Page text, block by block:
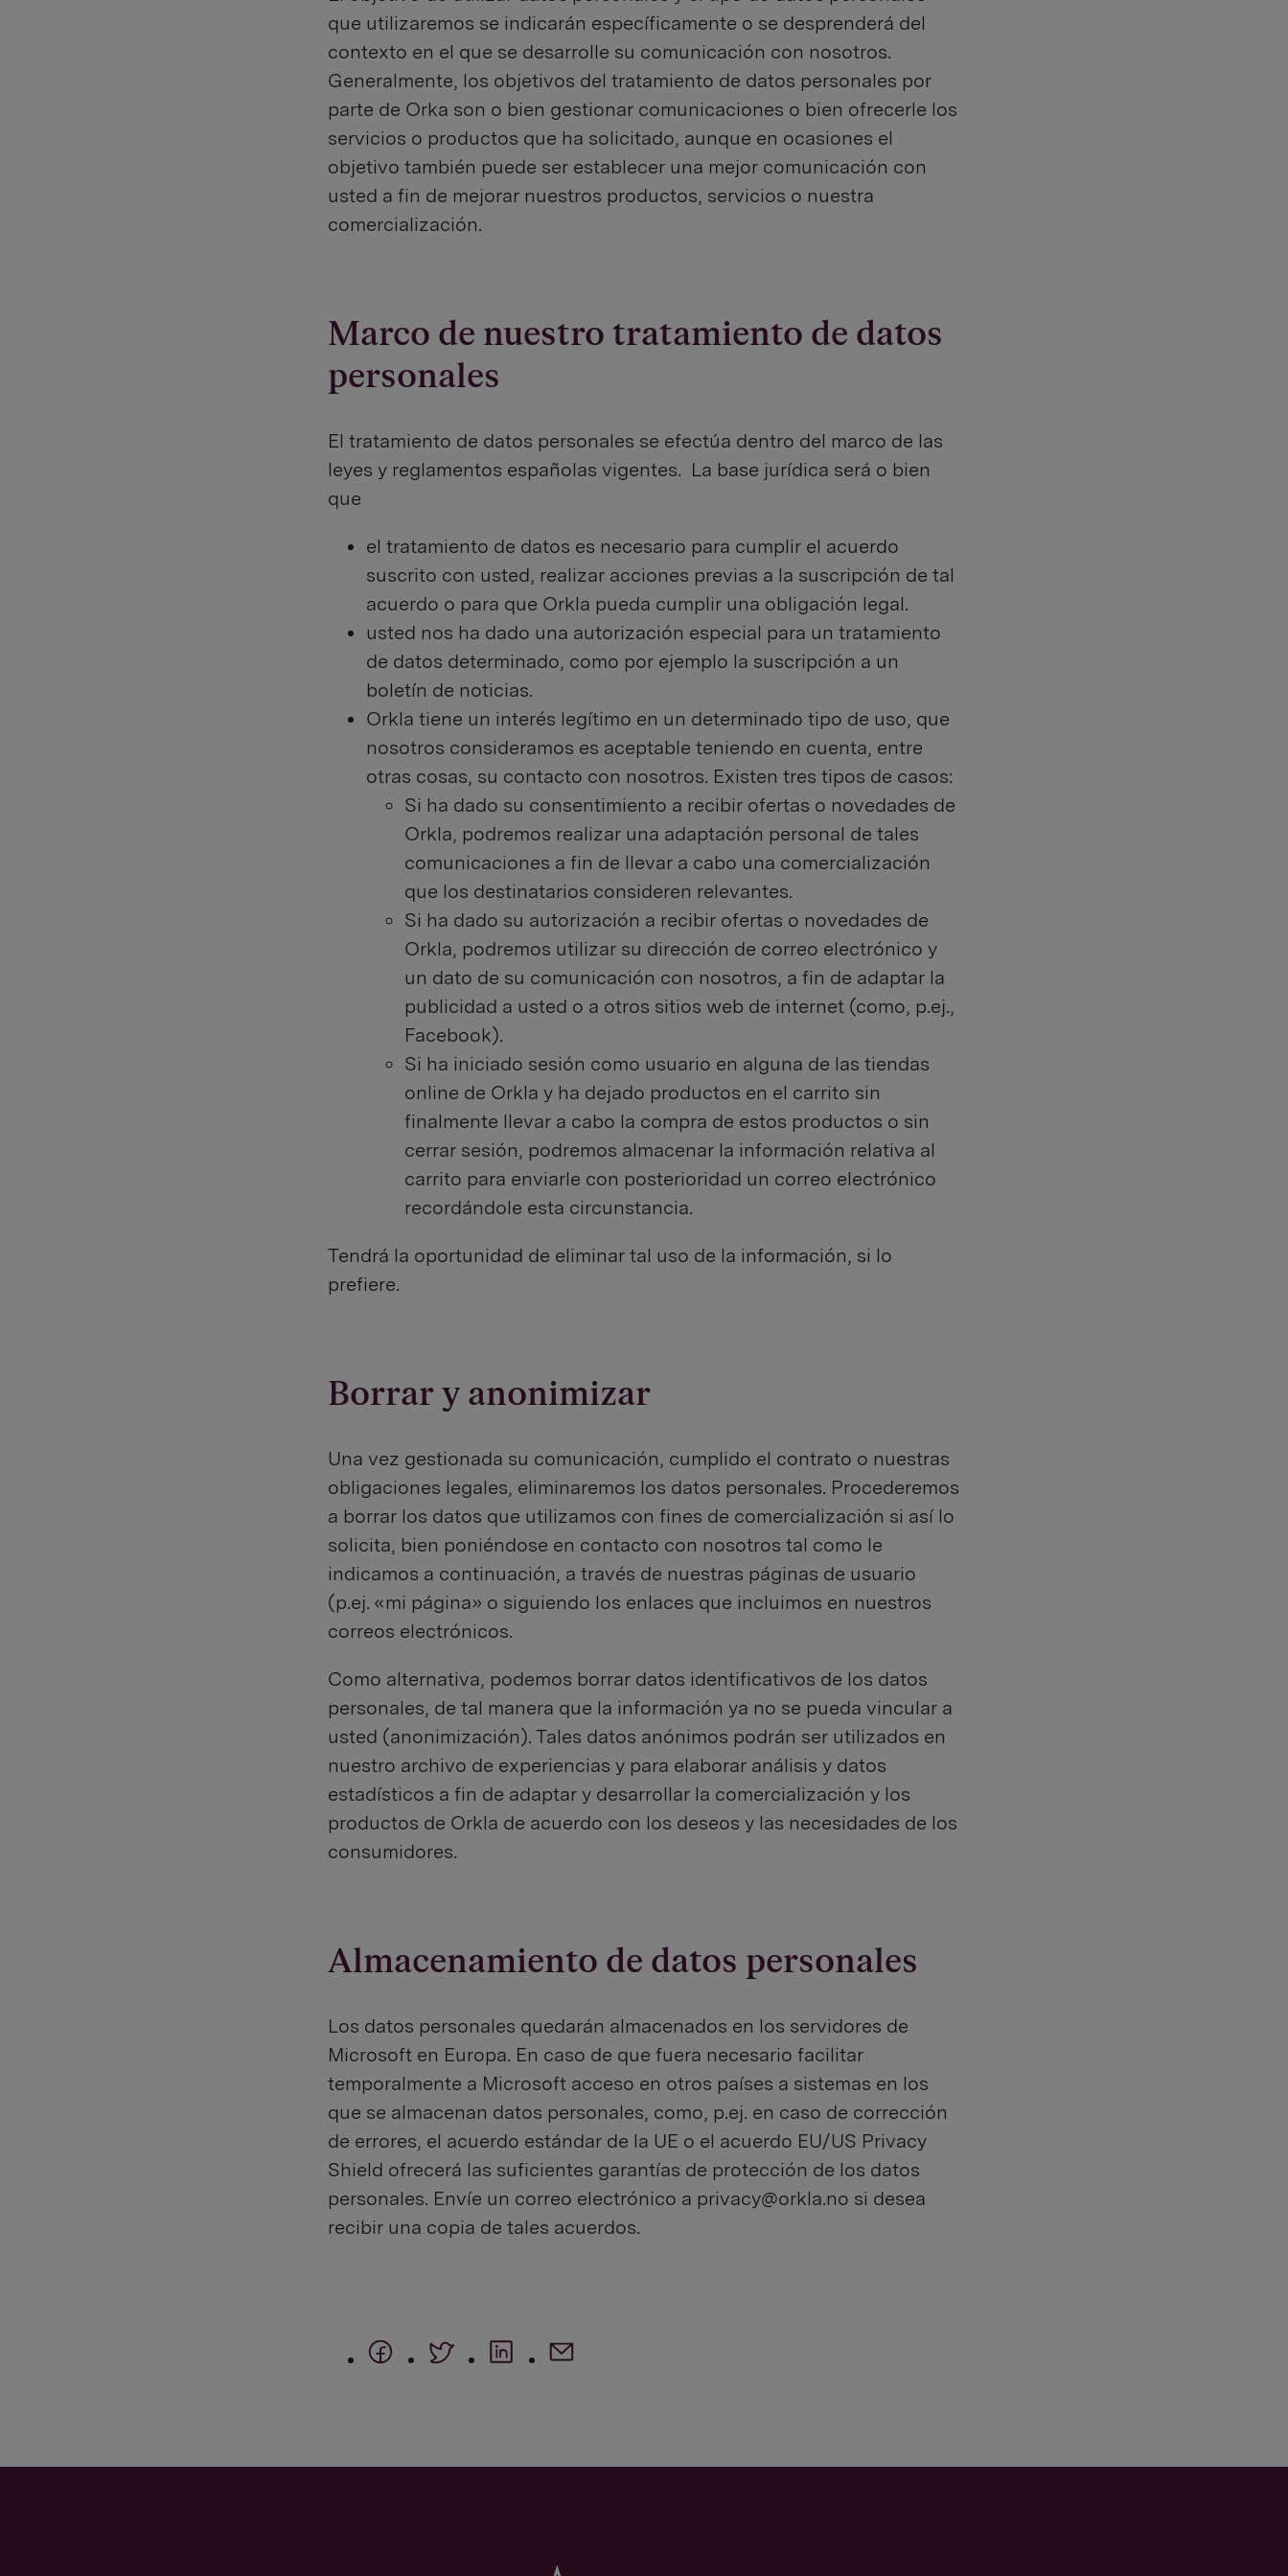
que utilizaremos se indicarán específicamente o se desprenderá del
contexto en el que se desarrolle su comunicación con nosotros.
Generalmente, los objetivos del tratamiento de datos personales por
parte de Orka son o bien gestionar comunicaciones o bien ofrecerle los
servicios o productos que ha solicitado, aunque en ocasiones el
objetivo también puede ser establecer una mejor comunicación con
usted a fin de mejorar nuestros productos, servicios o nuestra
comercialización.
Marco de nuestro tratamiento de datos
personales
El tratamiento de datos personales se efectúa dentro del marco de las
leyes y reglamentos españolas vigentes. La base jurídica será o bien
que
el tratamiento de datos es necesario para cumplir el acuerdo
suscrito con usted, realizar acciones previas a la suscripción de tal
acuerdo o para que Orkla pueda cumplir una obligación legal.
usted nos ha dado una autorización especial para un tratamiento
de datos determinado, como por ejemplo la suscripción a un
boletín de noticias.
Orkla tiene un interés legítimo en un determinado tipo de uso, que
nosotros consideramos es aceptable teniendo en cuenta, entre
otras cosas, su contacto con nosotros. Existen tres tipos de casos:
Si ha dado su consentimiento a recibir ofertas o novedades de
Orkla, podremos realizar una adaptación personal de tales
comunicaciones a fin de llevar a cabo una comercialización
que los destinatarios consideren relevantes.
Si ha dado su autorización a recibir ofertas o novedades de
Orkla, podremos utilizar su dirección de correo electrónico y
un dato de su comunicación con nosotros, a fin de adaptar la
publicidad a usted o a otros sitios web de internet (como, p.ej.,
Facebook).
Si ha iniciado sesión como usuario en alguna de las tiendas
online de Orkla y ha dejado productos en el carrito sin
finalmente llevar a cabo la compra de estos productos o sin
cerrar sesión, podremos almacenar la información relativa al
carrito para enviarle con posterioridad un correo electrónico
recordándole esta circunstancia.
Tendrá la oportunidad de eliminar tal uso de la información, si lo
prefiere.
Borrar y anonimizar
Una vez gestionada su comunicación, cumplido el contrato o nuestras
obligaciones legales, eliminaremos los datos personales. Procederemos
a borrar los datos que utilizamos con fines de comercialización si así lo
solicita, bien poniéndose en contacto con nosotros tal como le
indicamos a continuación, a través de nuestras páginas de usuario
(p.ej. «mi página» o siguiendo los enlaces que incluimos en nuestros
correos electrónicos.
Como alternativa, podemos borrar datos identificativos de los datos
personales, de tal manera que la información ya no se pueda vincular a
usted (anonimización). Tales datos anónimos podrán ser utilizados en
nuestro archivo de experiencias y para elaborar análisis y datos
estadísticos a fin de adaptar y desarrollar la comercialización y los
productos de Orkla de acuerdo con los deseos y las necesidades de los
consumidores.
Almacenamiento de datos personales
Los datos personales quedarán almacenados en los servidores de
Microsoft en Europa. En caso de que fuera necesario facilitar
temporalmente a Microsoft acceso en otros países a sistemas en los
que se almacenan datos personales, como, p.ej. en caso de corrección
de errores, el acuerdo estándar de la UE o el acuerdo EU/US Privacy
Shield ofrecerá las suficientes garantías de protección de los datos
personales. Envíe un correo electrónico a privacy@orkla.no si desea
recibir una copia de tales acuerdos.